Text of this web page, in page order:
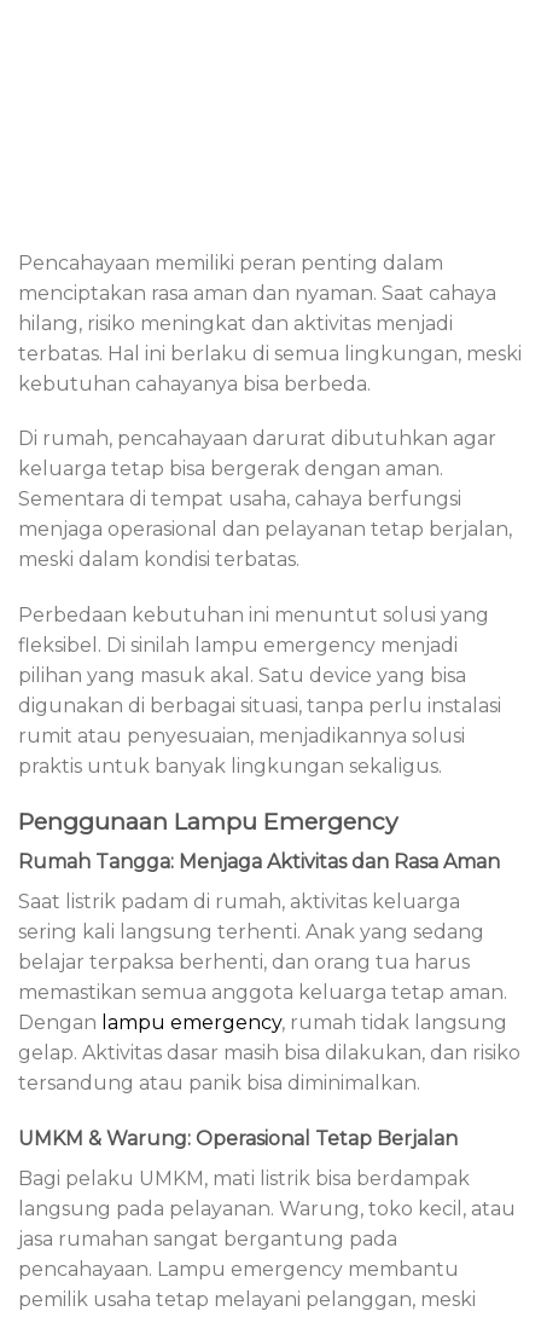
Pencahayaan memiliki peran penting dalam
menciptakan rasa aman dan nyaman. Saat cahaya
hilang, risiko meningkat dan aktivitas menjadi
terbatas. Hal ini berlaku di semua lingkungan, meski
kebutuhan cahayanya bisa berbeda.
Di rumah, pencahayaan darurat dibutuhkan agar
keluarga tetap bisa bergerak dengan aman.
Sementara di tempat usaha, cahaya berfungsi
menjaga operasional dan pelayanan tetap berjalan,
meski dalam kondisi terbatas.
Perbedaan kebutuhan ini menuntut solusi yang
fleksibel. Di sinilah lampu emergency menjadi
pilihan yang masuk akal. Satu device yang bisa
digunakan di berbagai situasi, tanpa perlu instalasi
rumit atau penyesuaian, menjadikannya solusi
praktis untuk banyak lingkungan sekaligus.
Penggunaan Lampu Emergency
Rumah Tangga: Menjaga Aktivitas dan Rasa Aman
Saat listrik padam di rumah, aktivitas keluarga
sering kali langsung terhenti. Anak yang sedang
belajar terpaksa berhenti, dan orang tua harus
memastikan semua anggota keluarga tetap aman.
Dengan lampu emergency, rumah tidak langsung
gelap. Aktivitas dasar masih bisa dilakukan, dan risiko
tersandung atau panik bisa diminimalkan.
UMKM & Warung: Operasional Tetap Berjalan
Bagi pelaku UMKM, mati listrik bisa berdampak
langsung pada pelayanan. Warung, toko kecil, atau
jasa rumahan sangat bergantung pada
pencahayaan. Lampu emergency membantu
pemilik usaha tetap melayani pelanggan, meski